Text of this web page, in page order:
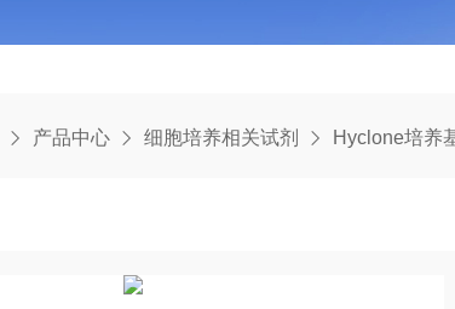
产品中心 细胞培养相关试剂 Hyclone培养